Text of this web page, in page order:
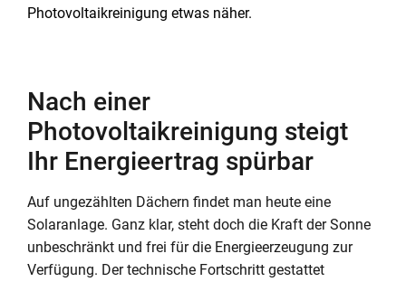
Photovoltaikreinigung etwas näher.
Nach einer
Photovoltaikreinigung steigt
Ihr Energieertrag spürbar
Auf ungezählten Dächern findet man heute eine
Solaranlage. Ganz klar, steht doch die Kraft der Sonne
unbeschränkt und frei für die Energieerzeugung zur
Verfügung. Der technische Fortschritt gestattet